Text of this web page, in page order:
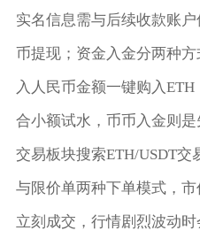
实名信息需与后续收款账
币提现；资金入金分两种
入人民币金额一键购入
合小额试水，币币入金则
交易板块搜索ETH/USDT
与限价单两种下单模式，
立刻成交，行情剧烈波动